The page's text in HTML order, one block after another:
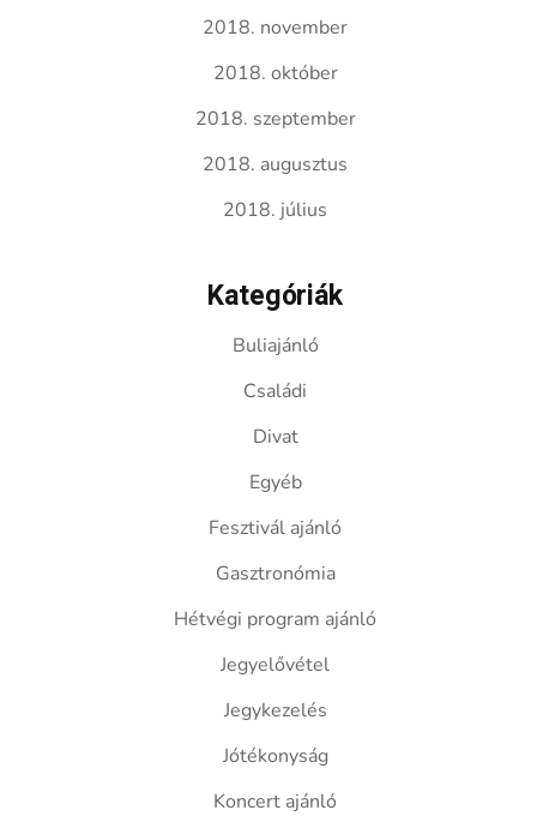
2018. november
2018. október
2018. szeptember
2018. augusztus
2018. július
Kategóriák
Buliajánló
Családi
Divat
Egyéb
Fesztivál ajánló
Gasztronómia
Hétvégi program ajánló
Jegyelővétel
Jegykezelés
Jótékonyság
Koncert ajánló